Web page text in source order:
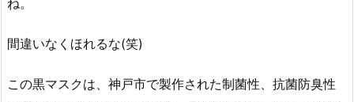
ね。
間違いなくほれるな(笑)
この黒マスクは、神戸市で製作された制菌性、抗菌防臭性